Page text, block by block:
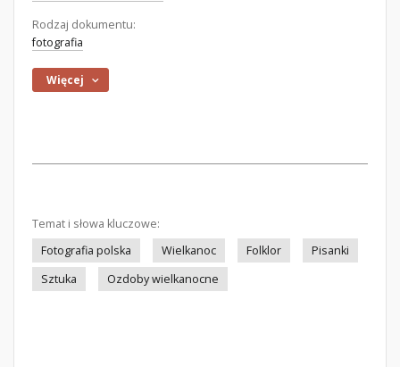
Rodzaj dokumentu:
fotografia
Więcej
Temat i słowa kluczowe:
Fotografia polska
Wielkanoc Folklor
Pisanki
Sztuka
Ozdoby wielkanocne